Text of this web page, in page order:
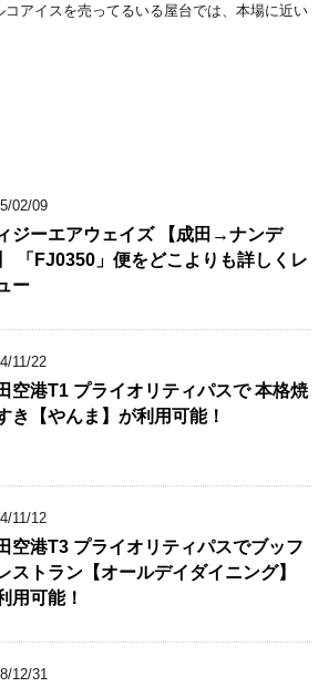
コアイスを売ってるいる屋台では、本場に近い
02/09
ジーエアウェイズ 【成田→ナンデ
「FJ0350」便をどこよりも詳しくレ
ー
11/22
空港T1 プライオリティパスで 本格焼
き【やんま】が利用可能！
11/12
空港T3 プライオリティパスでブッフ
ストラン【オールデイダイニング】
用可能！
12/31